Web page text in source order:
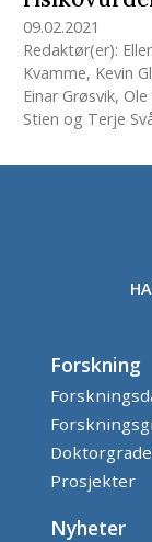
09.02.2021
Redaktør(er):
Kvamme, Kevin
Einar Grøsvik, Ole
Stien og Terje
Forskning
Prosjekter
Nyheter